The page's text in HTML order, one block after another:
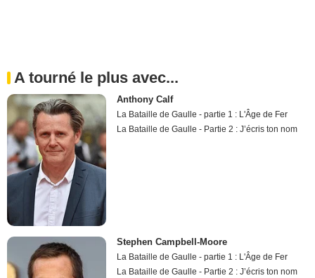
A tourné le plus avec...
Anthony Calf
La Bataille de Gaulle - partie 1 : L'Âge de Fer
La Bataille de Gaulle - Partie 2 : J’écris ton nom
Stephen Campbell-Moore
La Bataille de Gaulle - partie 1 : L'Âge de Fer
La Bataille de Gaulle - Partie 2 : J’écris ton nom